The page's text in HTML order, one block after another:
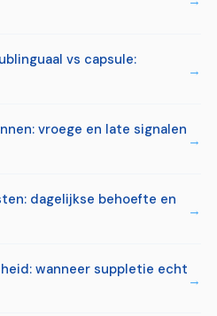
vs capsule:
vroege en late signalen
dagelijkse behoefte en
wanneer suppletie echt